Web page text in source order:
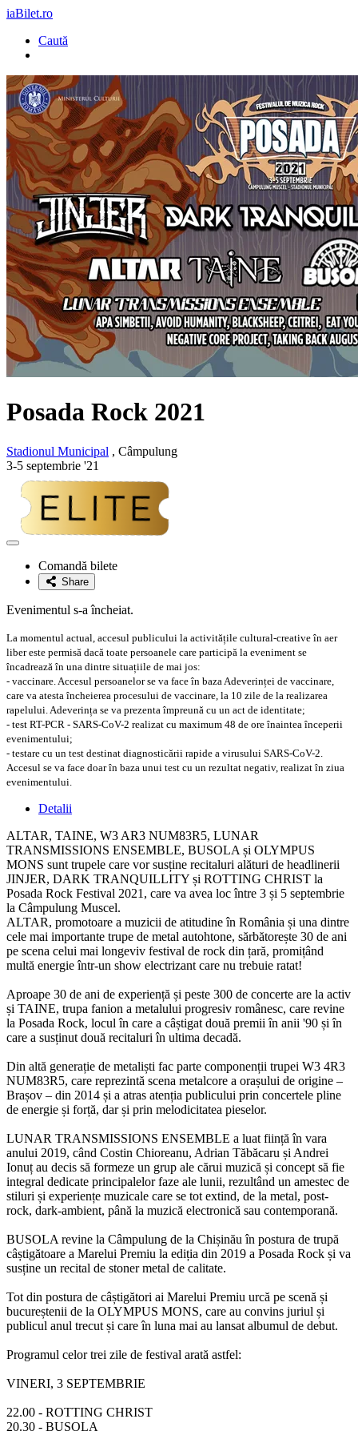
iaBilet.ro
Caută
Posada Rock 2021
Stadionul Municipal , Câmpulung
3-5 septembrie '21
Adaugă
favoriteComandă bilete
Share
Evenimentul s-a încheiat.
La momentul actual, accesul publicului la activitățile cultural-creative în aer
liber este permisă dacă toate persoanele care participă la eveniment se
încadrează în una dintre situațiile de mai jos:
- vaccinare. Accesul persoanelor se va face în baza Adeverinței de vaccinare,
care va atesta încheierea procesului de vaccinare, la 10 zile de la realizarea
rapelului. Adeverința se va prezenta împreună cu un act de identitate;
- test RT-PCR - SARS-CoV-2 realizat cu maximum 48 de ore înaintea începerii
evenimentului;
- testare cu un test destinat diagnosticării rapide a virusului SARS-CoV-2.
Accesul se va face doar în baza unui test cu un rezultat negativ, realizat în ziua
evenimentului.
Detalii
ALTAR, TAINE, W3 AR3 NUM83R5, LUNAR
TRANSMISSIONS ENSEMBLE, BUSOLA și OLYMPUS
MONS sunt trupele care vor susține recitaluri alături de headlinerii
JINJER, DARK TRANQUILLITY și ROTTING CHRIST la
Posada Rock Festival 2021, care va avea loc între 3 și 5 septembrie
la Câmpulung Muscel.
ALTAR, promotoare a muzicii de atitudine în România și una dintre
cele mai importante trupe de metal autohtone, sărbătorește 30 de ani
pe scena celui mai longeviv festival de rock din țară, promițând
multă energie într-un show electrizant care nu trebuie ratat!
Aproape 30 de ani de experiență și peste 300 de concerte are la activ
și TAINE, trupa fanion a metalului progresiv românesc, care revine
la Posada Rock, locul în care a câștigat două premii în anii '90 și în
care a susținut două recitaluri în ultima decadă.
Din altă generație de metaliști fac parte componenții trupei W3 4R3
NUM83R5, care reprezintă scena metalcore a orașului de origine –
Brașov – din 2014 și a atras atenția publicului prin concertele pline
de energie și forță, dar și prin melodicitatea pieselor.
LUNAR TRANSMISSIONS ENSEMBLE a luat ființă în vara
anului 2019, când Costin Chioreanu, Adrian Tăbăcaru și Andrei
Ionuț au decis să formeze un grup ale cărui muzică și concept să fie
integral dedicate principalelor faze ale lunii, rezultând un amestec de
stiluri și experiențe muzicale care se tot extind, de la metal, post-
rock, dark-ambient, până la muzică electronică sau contemporană.
BUSOLA revine la Câmpulung de la Chișinău în postura de trupă
câștigătoare a Marelui Premiu la ediția din 2019 a Posada Rock și va
susține un recital de stoner metal de calitate.
Tot din postura de câștigători ai Marelui Premiu urcă pe scenă și
bucureștenii de la OLYMPUS MONS, care au convins juriul și
publicul anul trecut și care în luna mai au lansat albumul de debut.
Programul celor trei zile de festival arată astfel:
VINERI, 3 SEPTEMBRIE
22.00 - ROTTING CHRIST
20.30 - BUSOLA